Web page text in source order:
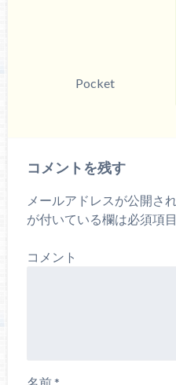
Pocket
コメントを残す
メールアドレスが公開さ
が付いている欄は必須項
コメント